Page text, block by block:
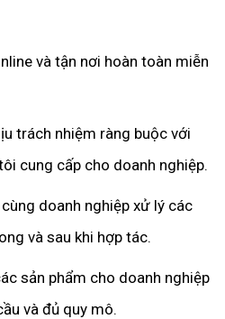
và tận nơi hoàn toàn miễn
trách nhiệm ràng buộc với
cung cấp cho doanh nghiệp.
doanh nghiệp xử lý các
và sau khi hợp tác.
sản phẩm cho doanh nghiệp
và đủ quy mô.